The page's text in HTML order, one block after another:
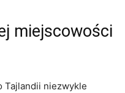
‌miejscowości
Tajlandii niezwykle⁣